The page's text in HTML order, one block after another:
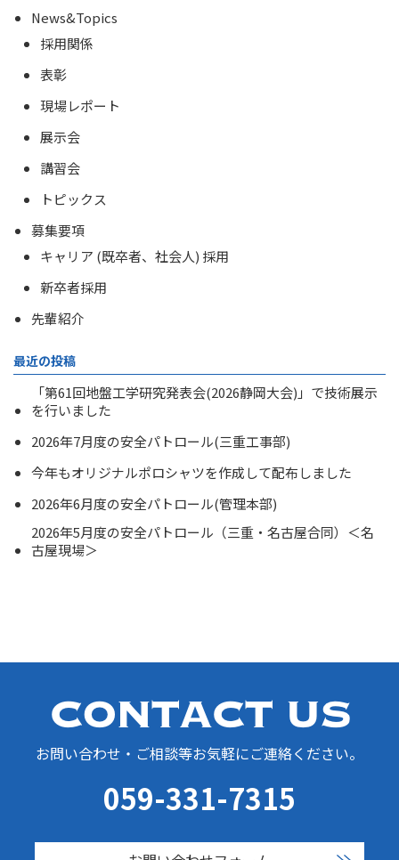
News&Topics
採用関係
表彰
現場レポート
展示会
講習会
トピックス
募集要項
キャリア (既卒者、社会人) 採用
新卒者採用
先輩紹介
最近の投稿
「第61回地盤工学研究発表会(2026静岡大会)」で技術展示
を行いました
2026年7月度の安全パトロール(三重工事部)
今年もオリジナルポロシャツを作成して配布しました
2026年6月度の安全パトロール(管理本部)
2026年5月度の安全パトロール（三重・名古屋合同）＜名
古屋現場＞
お問い合わせ・ご相談等お気軽にご連絡ください。
059-331-7315